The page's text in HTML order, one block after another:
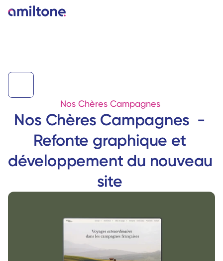
Nos Chères Campagnes
Nos Chères Campagnes  -
Refonte graphique et
développement du nouveau
site